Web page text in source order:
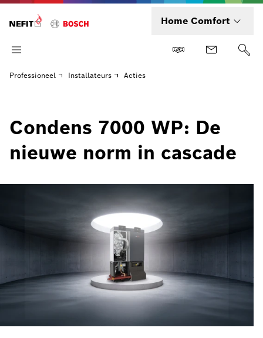
Home Comfort
Professioneel Installateurs Acties
Condens 7000 WP: De
nieuwe norm in cascade